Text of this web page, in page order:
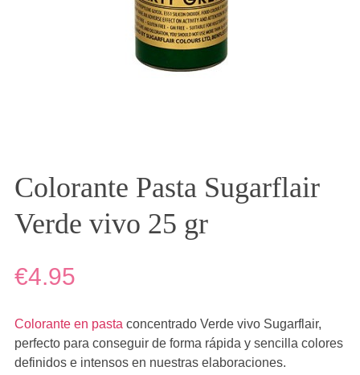
Colorante Pasta Sugarflair
Verde vivo 25 gr
€4.95
Colorante en pasta concentrado Verde vivo Sugarflair,
perfecto para conseguir de forma rápida y sencilla colores
definidos e intensos en nuestras elaboraciones.